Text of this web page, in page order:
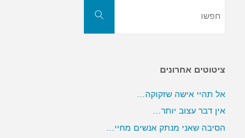
חפשו
ציטוטים אחרונים
אל תהיי אישה שזקוקה…
אין דבר עצוב יותר…
הסיבה שאני מנתק אנשים מחיי…